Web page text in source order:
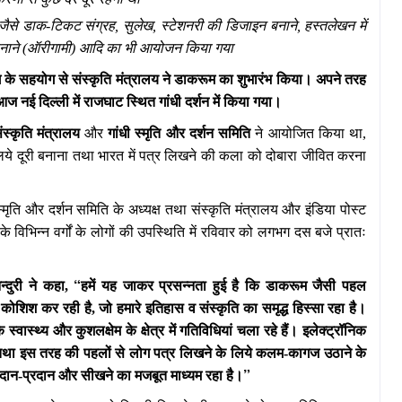
डाक-टिकट संग्रह, सुलेख, स्टेशनरी की डिजाइन बनाने, हस्तलेखन में
(ऑरीगामी) आदि का भी आयोजन किया गया
के सहयोग से संस्कृति मंत्रालय ने डाकरूम का शुभारंभ किया। अपने तरह
दिल्ली में राजघाट स्थित गांधी दर्शन में किया गया।
मंत्रालयऔरगांधी स्मृति और दर्शन समितिने आयोजित किया था,
बनाना तथा भारत में पत्र लिखने की कला को दोबारा जीवित करना
और दर्शन समिति के अध्यक्ष तथा संस्कृति मंत्रालय और इंडिया पोस्ट
विभिन्न वर्गों के लोगों की उपस्थिति में रविवार को लगभग दस बजे प्रातः
ने कहा, “हमें यह जाकर प्रसन्नता हुई है कि डाकरूम जैसी पहल
कर रही है, जो हमारे इतिहास व संस्कृति का समृद्ध हिस्सा रहा है।
और कुशलक्षेम के क्षेत्र में गतिविधियां चला रहे हैं। इलेक्ट्रॉनिक
इस तरह की पहलों से लोग पत्र लिखने के लिये कलम-कागज उठाने के
प्रदान और सीखने का मजबूत माध्यम रहा है। ”